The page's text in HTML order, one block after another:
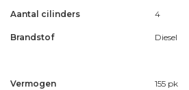
Aantal cilinders 4
Brandstof Diesel
Vermogen 155 pk